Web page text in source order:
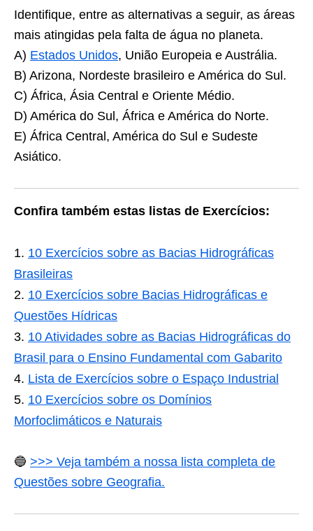
Identifique, entre as alternativas a seguir, as áreas
mais atingidas pela falta de água no planeta.
A) Estados Unidos, União Europeia e Austrália.
B) Arizona, Nordeste brasileiro e América do Sul.
C) África, Ásia Central e Oriente Médio.
D) América do Sul, África e América do Norte.
E) África Central, América do Sul e Sudeste
Asiático.
Confira também estas listas de Exercícios:
10 Exercícios sobre as Bacias Hidrográficas
Brasileiras
10 Exercícios sobre Bacias Hidrográficas e
Questões Hídricas
10 Atividades sobre as Bacias Hidrográficas do
Brasil para o Ensino Fundamental com Gabarito
Lista de Exercícios sobre o Espaço Industrial
10 Exercícios sobre os Domínios
Morfoclimáticos e Naturais
🔵 >>> Veja também a nossa lista completa de
Questões sobre Geografia.